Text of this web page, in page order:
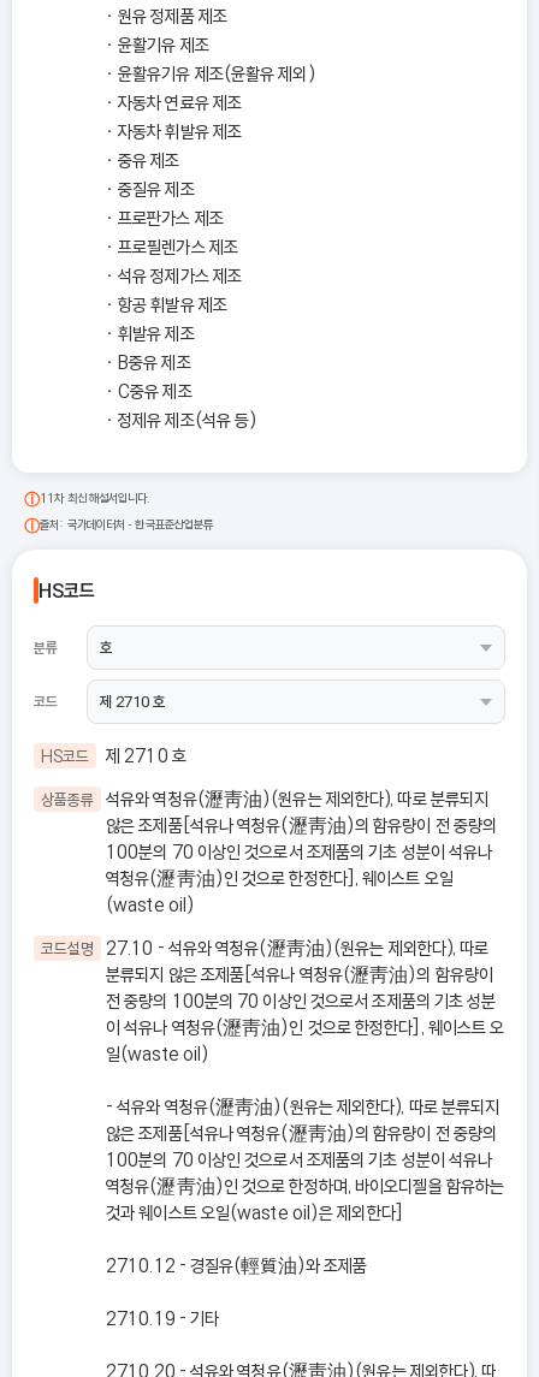
원유 정제품 제조
윤활기유 제조
윤활유기유 제조(윤활유 제외)
자동차 연료유 제조
자동차 휘발유 제조
중유 제조
중질유 제조
프로판가스 제조
프로필렌가스 제조
석유 정제가스 제조
항공 휘발유 제조
휘발유 제조
B중유 제조
C중유 제조
정제유 제조(석유 등)
11차 최신 해설서입니다.
출처: 국가데이터처 - 한국표준산업분류
HS코드
분류
코드
HS코드 제 2710 호
상품종류 석유와 역청유(瀝靑油)(원유는 제외한다), 따로 분류되지
않은 조제품[석유나 역청유(瀝靑油)의 함유량이 전 중량의
100분의 70 이상인 것으로서 조제품의 기초 성분이 석유나
역청유(瀝靑油)인 것으로 한정한다], 웨이스트 오일
(waste oil)
코드설명
27.10 - 석유와 역청유(瀝靑油)(원유는 제외한다), 따로
분류되지 않은 조제품[석유나 역청유(瀝靑油)의 함유량이
전 중량의 100분의 70 이상인 것으로서 조제품의 기초 성분
이 석유나 역청유(瀝靑油)인 것으로 한정한다], 웨이스트 오
일(waste oil)
- 석유와 역청유(瀝靑油)(원유는 제외한다), 따로 분류되지
않은 조제품[석유나 역청유(瀝靑油)의 함유량이 전 중량의
100분의 70 이상인 것으로서 조제품의 기초 성분이 석유나
역청유(瀝靑油)인 것으로 한정하며, 바이오디젤을 함유하는
것과 웨이스트 오일(waste oil)은 제외한다]
2710.12 - 경질유(輕質油)와 조제품
2710.19 - 기타
2710.20 - 석유와 역청유(瀝靑油)(원유는 제외한다), 따